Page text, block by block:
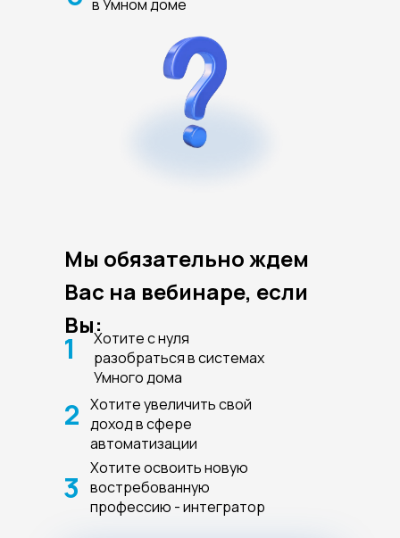
в Умном доме
Мы обязательно ждем
Вас на вебинаре, если
Вы:
Хотите увеличить свой
доход в сфере
автоматизации
2
Хотите освоить новую
востребованную
профессию - интегратор
3
Хотите с нуля
разобраться в системах
Умного дома
1